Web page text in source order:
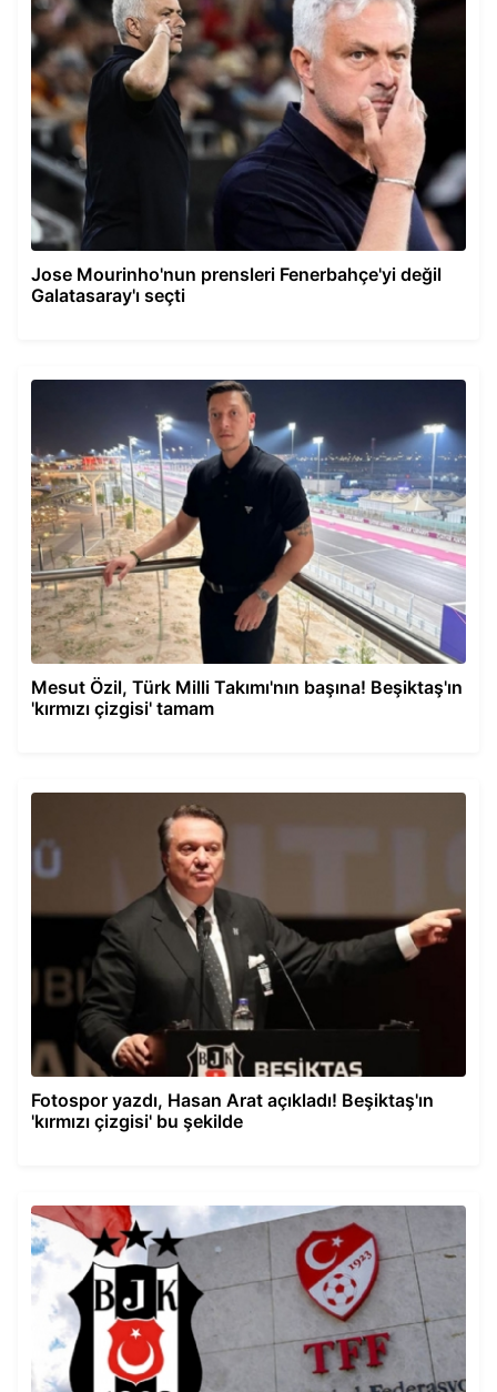
Jose Mourinho'nun prensleri Fenerbahçe'yi değil
Galatasaray'ı seçti
Mesut Özil, Türk Milli Takımı'nın başına! Beşiktaş'ın
'kırmızı çizgisi' tamam
Fotospor yazdı, Hasan Arat açıkladı! Beşiktaş'ın
'kırmızı çizgisi' bu şekilde